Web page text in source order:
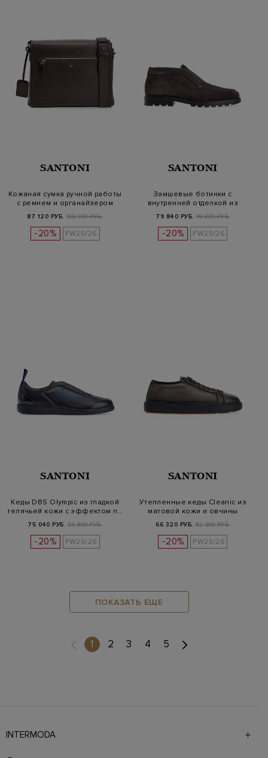
SANTONI
Кожаная сумка ручной работы
с ремнем и органайзером
87 120 РУБ. 108 900 РУБ.
-20% FW25/26
SANTONI
Замшевые ботинки с
внутренней отделкой из
79 840 РУБ. 99 800 РУБ.
-20% FW25/26
SANTONI
Кеды DBS Olympic из гладкой
телячьей кожи с эффектом п…
75 040 РУБ. 93 800 РУБ.
-20% FW25/26
SANTONI
Утепленные кеды Cleanic из
матовой кожи и овчины
66 320 РУБ. 82 900 РУБ.
-20% FW25/26
ПОКАЗАТЬ ЕЩЕ
1 (current)
2 3 4 5
INTERMODA